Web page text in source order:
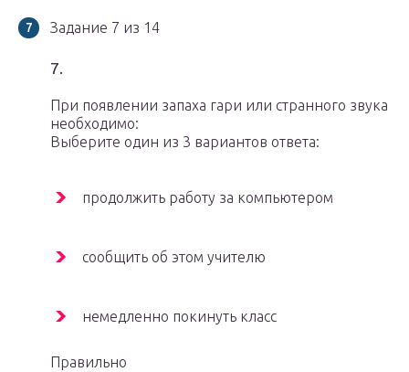
Задание 7 из 14
7.
При появлении запаха гари или странного звука
необходимо:
Выберите один из 3 вариантов ответа:
продолжить работу за компьютером
сообщить об этом учителю
немедленно покинуть класс
Правильно